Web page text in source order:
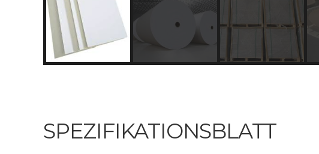
SPEZIFIKATIONSBLATT